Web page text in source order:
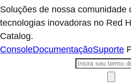
Soluções de nossa comunidade
tecnologias inovadoras no Red
Catalog.
ConsoleDocumentaçãoSuporte